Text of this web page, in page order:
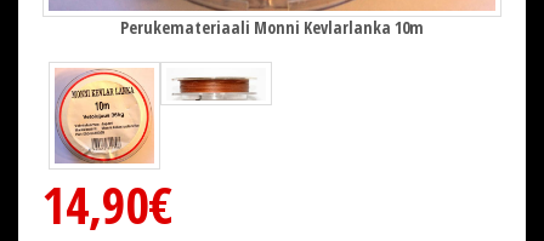
Perukemateriaali Monni Kevlarlanka 10m
14,90€